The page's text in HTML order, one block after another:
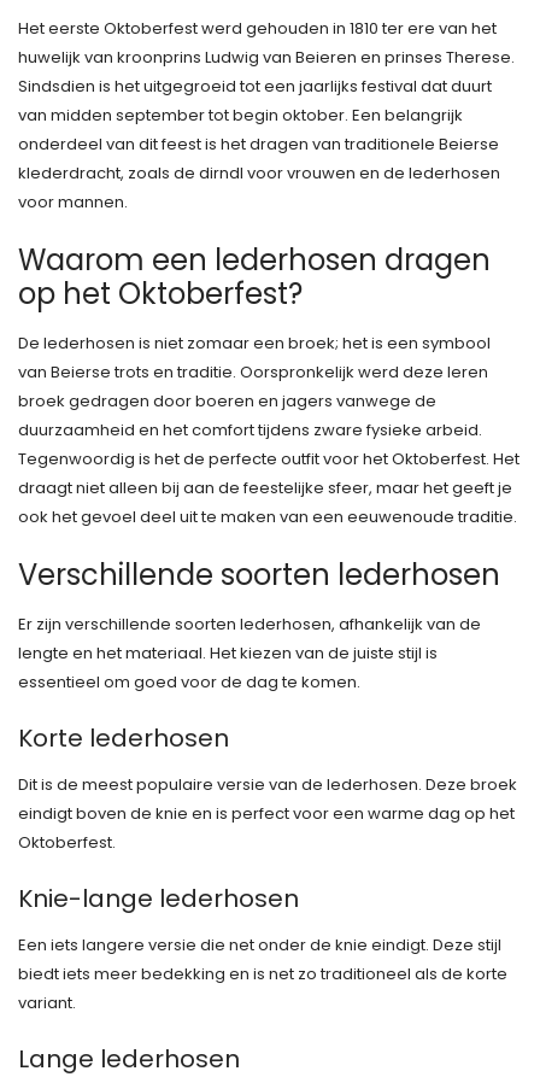
Het eerste Oktoberfest werd gehouden in 1810 ter ere van het
huwelijk van kroonprins Ludwig van Beieren en prinses Therese.
Sindsdien is het uitgegroeid tot een jaarlijks festival dat duurt
van midden september tot begin oktober. Een belangrijk
onderdeel van dit feest is het dragen van traditionele Beierse
klederdracht, zoals de dirndl voor vrouwen en de lederhosen
voor mannen.
Waarom een lederhosen dragen
op het Oktoberfest?
De lederhosen is niet zomaar een broek; het is een symbool
van Beierse trots en traditie. Oorspronkelijk werd deze leren
broek gedragen door boeren en jagers vanwege de
duurzaamheid en het comfort tijdens zware fysieke arbeid.
Tegenwoordig is het de perfecte outfit voor het Oktoberfest. Het
draagt niet alleen bij aan de feestelijke sfeer, maar het geeft je
ook het gevoel deel uit te maken van een eeuwenoude traditie.
Verschillende soorten lederhosen
Er zijn verschillende soorten lederhosen, afhankelijk van de
lengte en het materiaal. Het kiezen van de juiste stijl is
essentieel om goed voor de dag te komen.
Korte lederhosen
Dit is de meest populaire versie van de lederhosen. Deze broek
eindigt boven de knie en is perfect voor een warme dag op het
Oktoberfest.
Knie-lange lederhosen
Een iets langere versie die net onder de knie eindigt. Deze stijl
biedt iets meer bedekking en is net zo traditioneel als de korte
variant.
Lange lederhosen